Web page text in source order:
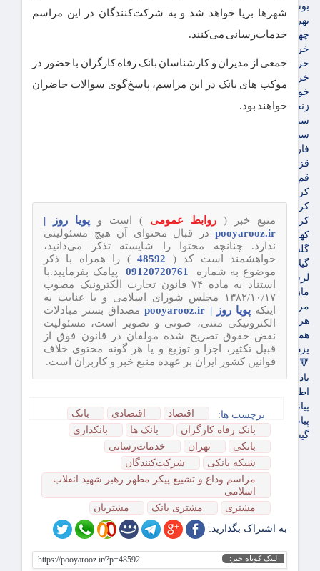
بوشهر
تهران
چهارمحال و بختیاری
خراسان جنوبی
خراسان رضوی
خراسان شمالی
خوزستان
زنجان
سمنان
سیستان و بلوچستان
فارس
قزوین
قم
کردستان
کرمان
کرمانشاه
کهگیلویه و بویراحمد
گلستان
گیلان
لرستان
مازندران
مرکزی
هرمزگان
همدان
یزد
🔻پویاروز
یادداشت پویاروز
اطلاعیه
پیام تبریک پویاروز
پیام تسلیت پویاروز
گیشه روزنامه ها
شهرها برپا خواهد شد و به شرکت‌کنندگان در این مراسم
خدمات‌رسانی می‌کنند.
جمعی از مدیران و کارشناسان بانک رفاه کارگران با حضور در
موکب های بانک در این مراسم‌، پاسخ‌گوی سوالات حاضران
خواهند بود.
منبع خبر ( روابط عمومی ) است و پویا روز |
pooyarooz.ir در قبال محتوای آن هیچ مسئولیتی
ندارد. چنانچه محتوا را شایسته تذکر می‌دانید،
خواهشمند است کد (
) را همراه با ذکر
موضوع به شماره
پیامک بفرمایید.با
استناد به ماده ۷۴ قانون تجارت الکترونیک مصوب
۱۳۸۲/۱۰/۱۷ مجلس شورای اسلامی و با عنایت به
اینکهپویا روز | pooyarooz.ir
مصداق بستر مبادلات
الکترونیکی متنی، صوتی و تصویر است، مسئولیت
نقض حقوق تصریح شده مولفان در قانون فوق از
قبیل تکثیر، اجرا و توزیع و یا هر گونه محتوی خلاف
قوانین کشور ایران بر عهده منبع خبر و کاربران است.
برچسب ها: اقتصاد اقتصادی
بانک
بانک رفاه کارگران
بانک ها
بانکداری
بانکی
تهران
خدمات‌رسانی
شبکه بانکی
شرکت‌کنندگان
مراسم وداع و تشییع پیکر مطهر رهبر شهید انقلاب
اسلامی
مشتری
مشتری بانک
مشتریان
به اشتراک بگذارید:
لینک کوتاه خبر: https://pooyarooz.ir/?p=48592